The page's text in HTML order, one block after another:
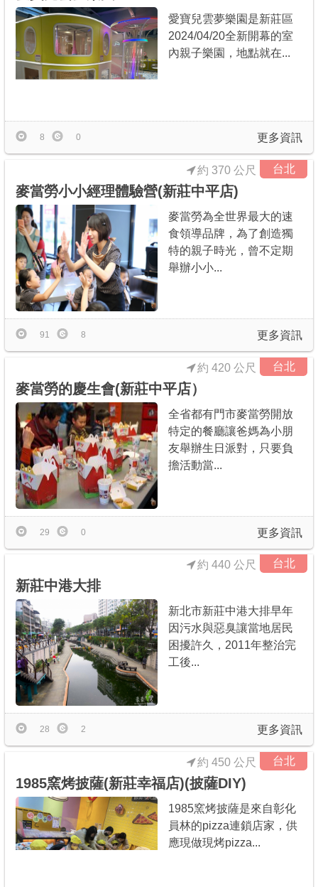
討論區
聯絡我們
愛寶兒雲夢樂園是新莊區
2024/04/20全新開幕的室
內親子樂園，地點就在...
更多資訊
8 0
台北
約 370 公尺
麥當勞小小經理體驗營(新莊中平店)
麥當勞為全世界最大的速
食領導品牌，為了創造獨
特的親子時光，曾不定期
舉辦小小...
更多資訊
91 8
台北
約 420 公尺
麥當勞的慶生會(新莊中平店）
全省都有門市麥當勞開放
特定的餐廳讓爸媽為小朋
友舉辦生日派對，只要負
擔活動當...
更多資訊
29 0
台北
約 440 公尺
新莊中港大排
新北市新莊中港大排早年
因污水與惡臭讓當地居民
困擾許久，2011年整治完
工後...
更多資訊
28 2
台北
約 450 公尺
1985窯烤披薩(新莊幸福店)(披薩DIY)
1985窯烤披薩是來自彰化
員林的pizza連鎖店家，供
應現做現烤pizza...